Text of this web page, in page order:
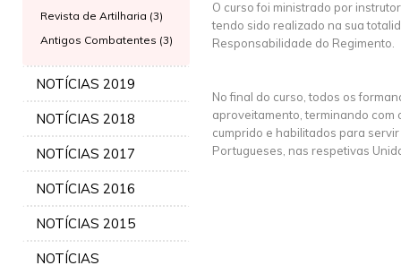
Revista de Artilharia (3)
Antigos Combatentes (3)
NOTÍCIAS 2019
NOTÍCIAS 2018
NOTÍCIAS 2017
NOTÍCIAS 2016
NOTÍCIAS 2015
NOTÍCIAS
O curso foi ministrado por
tendo sido realizado na sua
Responsabilidade do Regimento.
No final do curso, todos os
aproveitamento, terminando com
cumprido e habilitados para
Portugueses, nas respetivas